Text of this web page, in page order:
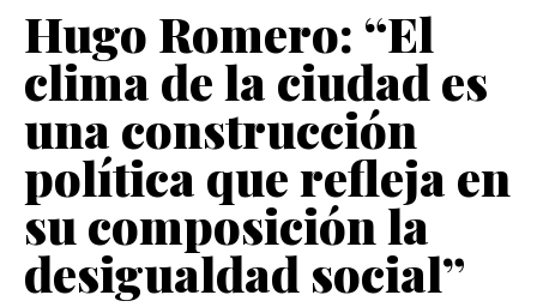
Hugo Romero: “El
clima de la ciudad es
una construcción
política que refleja en
su composición la
desigualdad social”